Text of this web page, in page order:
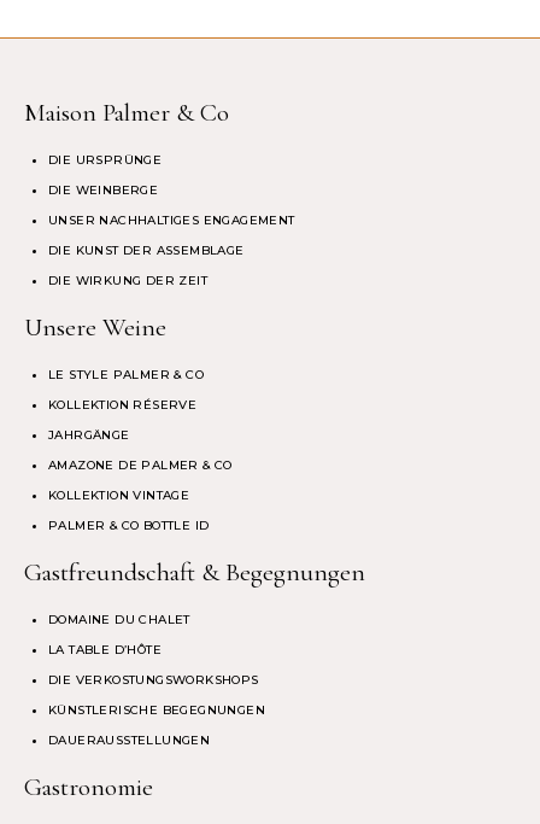
Maison Palmer & Co
DIE URSPRÜNGE
DIE WEINBERGE
UNSER NACHHALTIGES ENGAGEMENT
DIE KUNST DER ASSEMBLAGE
DIE WIRKUNG DER ZEIT
Unsere Weine
LE STYLE PALMER & CO
KOLLEKTION RÉSERVE
JAHRGÄNGE
AMAZONE DE PALMER & CO
KOLLEKTION VINTAGE
PALMER & CO BOTTLE ID
Gastfreundschaft & Begegnungen
DOMAINE DU CHALET
LA TABLE D’HÔTE
DIE VERKOSTUNGSWORKSHOPS
KÜNSTLERISCHE BEGEGNUNGEN
DAUERAUSSTELLUNGEN
Gastronomie